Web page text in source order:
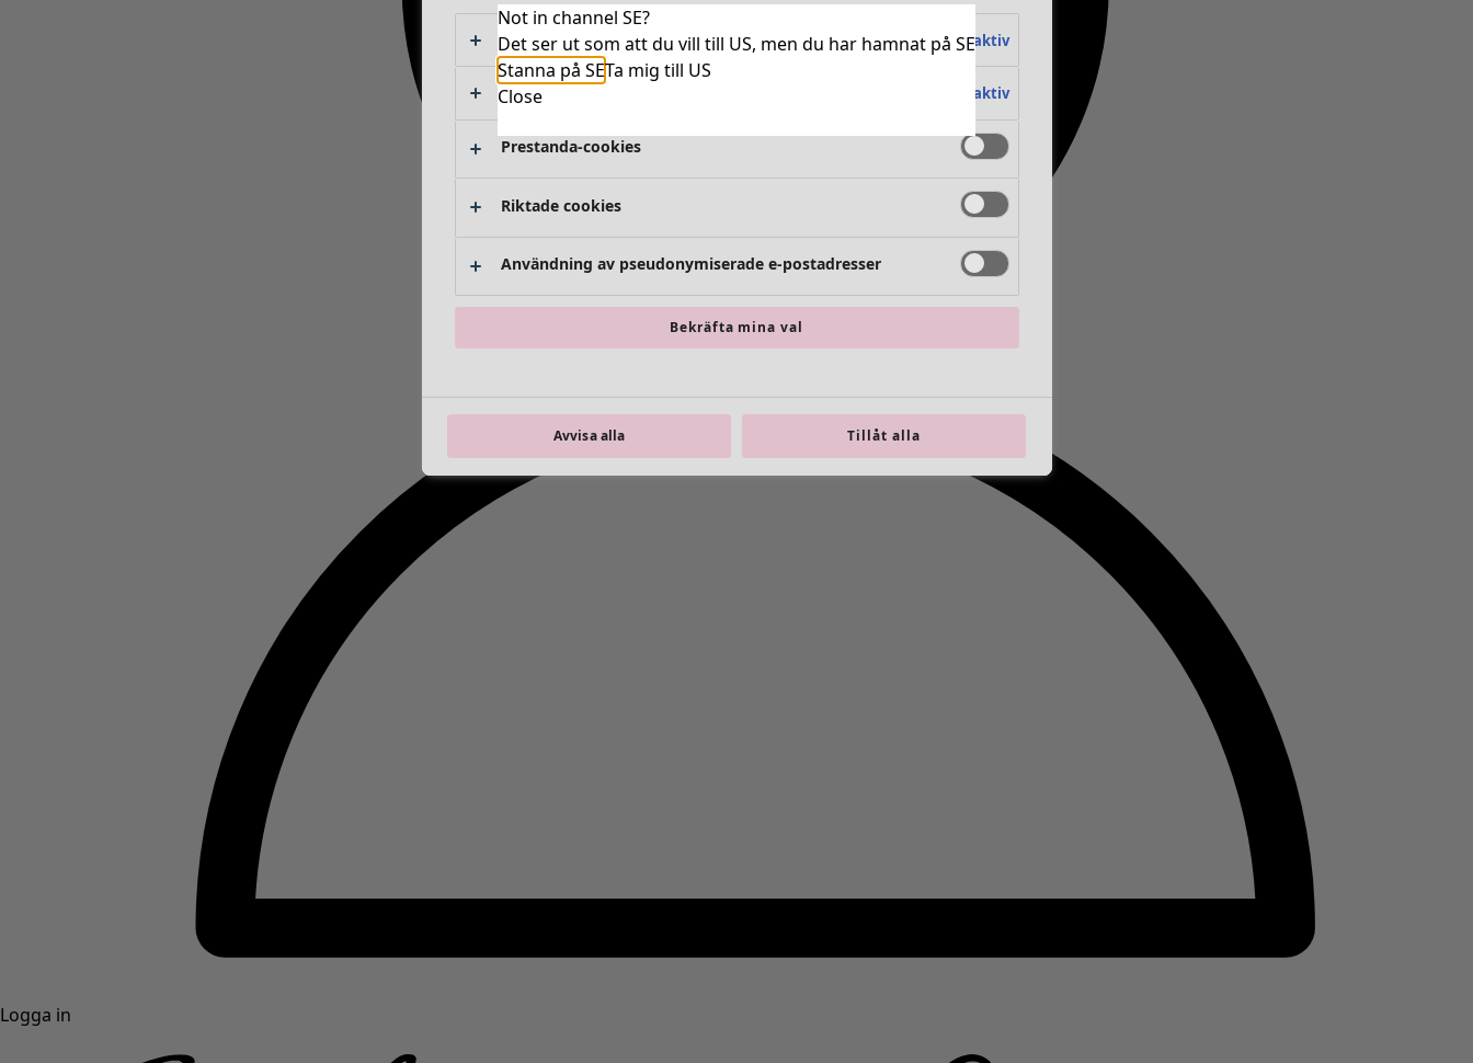
Logga in
Not in channel SE?
Det ser ut som att du vill till US, men du har hamnat på SE
Stanna på SETa mig till US
Close
Absolut nödvändiga cookies Alltid aktiv
Funktionella cookies Alltid aktiv
Prestanda-cookies
Riktade cookies
Användning av pseudonymiserade e-postadresser
Bekräfta mina val
Avvisa alla Tillåt alla